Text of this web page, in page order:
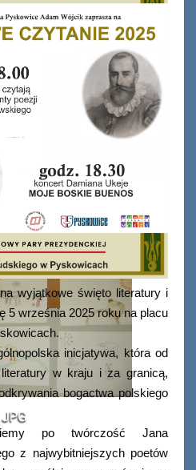
wyjątkowe święto literatury i
5 września 2025 roku na placu
inicjatywa, która od
w kraju i za granicą,
bogactwa polskiego
po twórczość Jana
z najwybitniejszych poetów